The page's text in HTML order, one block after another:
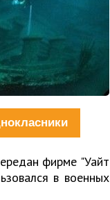
фирме "Уайт
в военных